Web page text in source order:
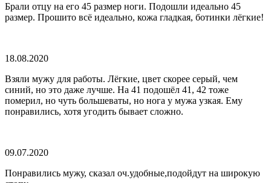
Брали отцу на его 45 размер ноги. Подошли идеально 45
размер. Прошито всё идеально, кожа гладкая, ботинки лёгкие!
18.08.2020
Взяли мужу для работы. Лёгкие, цвет скорее серый, чем
синий, но это даже лучше. На 41 подошёл 41, 42 тоже
померил, но чуть большеваты, но нога у мужа узкая. Ему
понравились, хотя угодить бывает сложно.
09.07.2020
Понравились мужу, сказал оч.удобные,подойдут на широкую